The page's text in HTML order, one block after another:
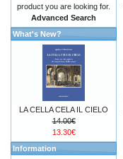
product you are looking for.
Advanced Search
What's New?
LA CELLA CELA IL CIELO
14.00€
13.30€
Information